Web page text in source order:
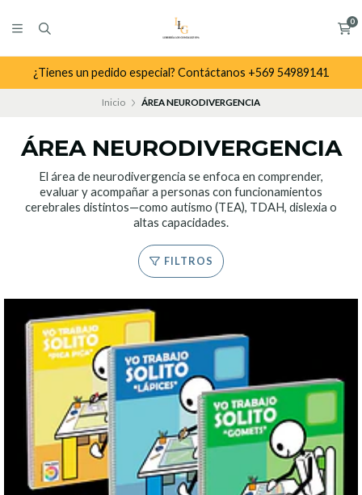
0
¿Tienes un pedido especial? Contáctanos +569 54989141
Inicio ÁREA NEURODIVERGENCIA
ÁREA NEURODIVERGENCIA
El área de neurodivergencia se enfoca en comprender,
evaluar y acompañar a personas con funcionamientos
cerebrales distintos—como autismo (TEA), TDAH, dislexia o
altas capacidades.
FILTROS